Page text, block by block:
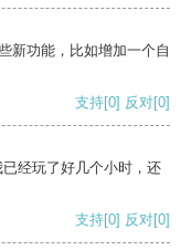
新功能，比如增加一个自
支持[0] 反对[0]
经玩了好几个小时，还
支持[0] 反对[0]